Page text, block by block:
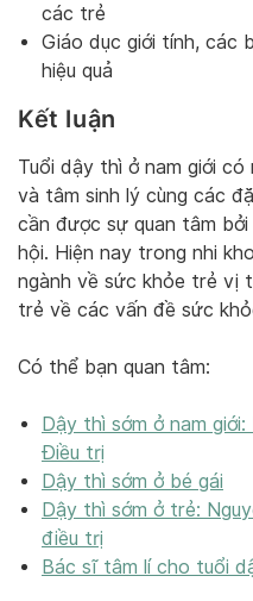
các trẻ
Giáo dục giới tính, các
hiệu quả
Kết luận
Tuổi dậy thì ở nam giới
và tâm sinh lý cùng các
cần được sự quan tâm
hội. Hiện nay trong nhi
ngành về sức khỏe trẻ vị
trẻ về các vấn đề sức
Có thể bạn quan tâm:
Dậy thì sớm ở nam
Điều trị
Dậy thì sớm ở bé gái
Dậy thì sớm ở trẻ:
điều trị
Bác sĩ tâm lí cho tuổi